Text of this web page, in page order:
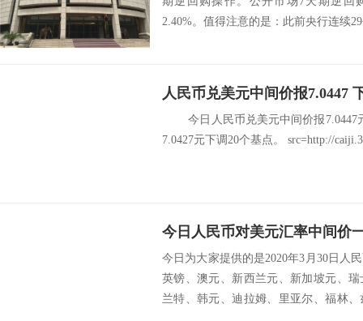
2.40%。值得注意的是：此前央行连续
人民币兑美元中间价报7.0447
今日人民币兑美元中间价报7.0447
7.0427元下调20个基点。 src=http://
今日人民币对美元汇率中间价
今日为大家提供的是2020年3月30日人
英镑、澳元、新西兰元、新加坡元、
兰特、韩元、迪拉姆、里亚尔、福林